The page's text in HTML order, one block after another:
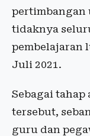
pertimbangan
tidaknya
pembelajaran
Juli 2021.
Sebagai
tersebut,
guru dan